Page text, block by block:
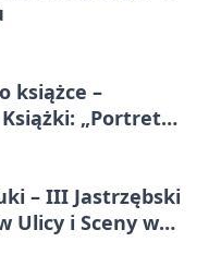
książce –
„Portret
– III Jastrzębski
Ulicy i Sceny w